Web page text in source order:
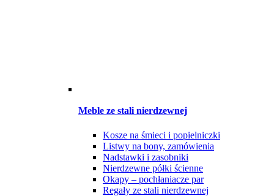
Meble ze stali nierdzewnej
Kosze na śmieci i popielniczki
Listwy na bony, zamówienia
Nadstawki i zasobniki
Nierdzewne półki ścienne
Okapy – pochłaniacze par
Regały ze stali nierdzewnej